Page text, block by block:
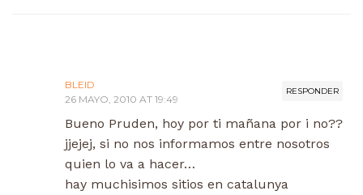
RESPONDER
BLEID
26 MAYO, 2010 AT 19:49
Bueno Pruden, hoy por ti mañana por i no??
jjejej, si no nos informamos entre nosotros
quien lo va a hacer…
hay muchisimos sitios en catalunya